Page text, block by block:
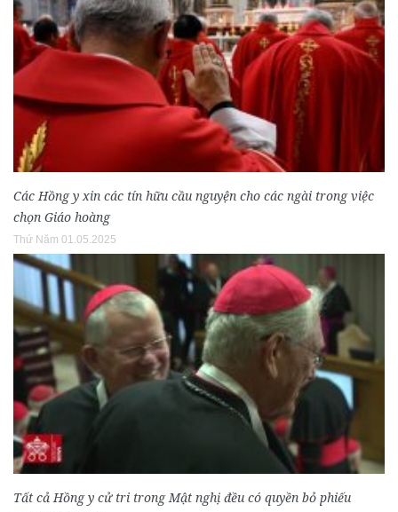
Các Hồng y xin các tín hữu cầu nguyện cho các ngài trong việc
chọn Giáo hoàng
Thứ Năm 01.05.2025
Tất cả Hồng y cử tri trong Mật nghị đều có quyền bỏ phiếu